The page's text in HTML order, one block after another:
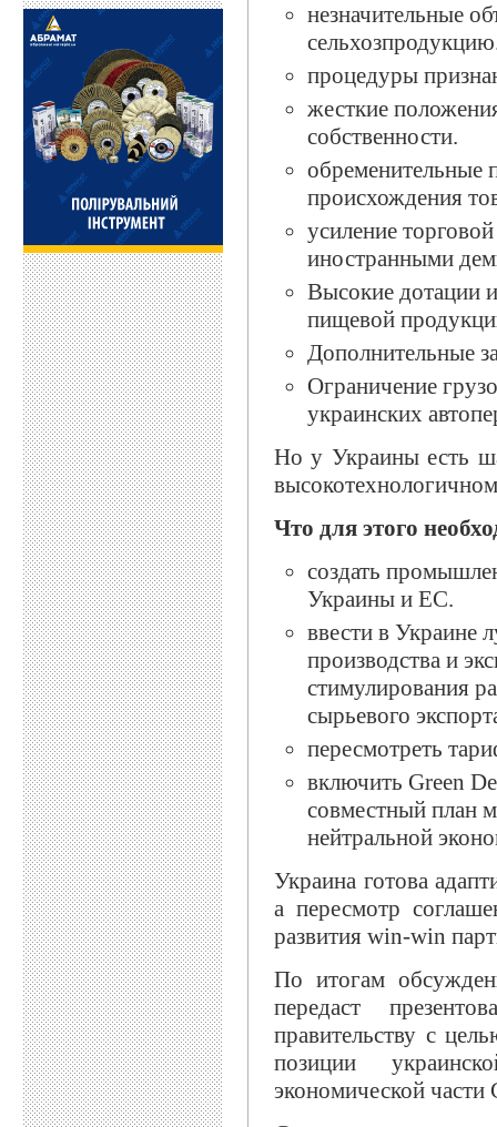
незначительные
процедуры
жесткие
собственности.
обременительные
происхождения
усиление
иностранными
Высокие дотации
пищевой
Дополнительные
Ограничение
украинских
Но у Украины есть
Что для этого
создать
Украины и ЕС.
ввести в Украине
производства и
стимулирования
сырьевого
пересмотреть
включить Green
совместный план
нейтральной
Украина готова
а пересмотр
развития win-win
По итогам
передаст
правительству с
позиции
экономической